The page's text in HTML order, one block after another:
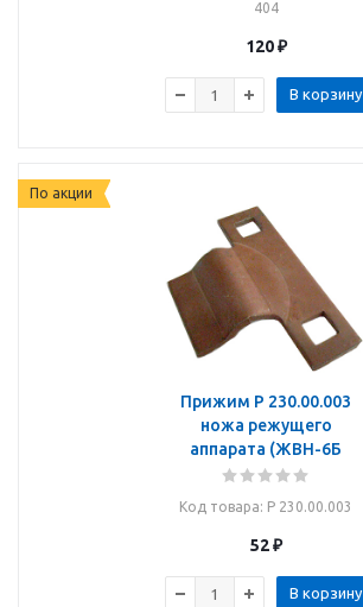
404
120₽
В корзину
По акции
Прижим Р 230.00.003
ножа режущего
аппарата (ЖВН-6Б
Код товара: Р 230.00.003
52₽
В корзину